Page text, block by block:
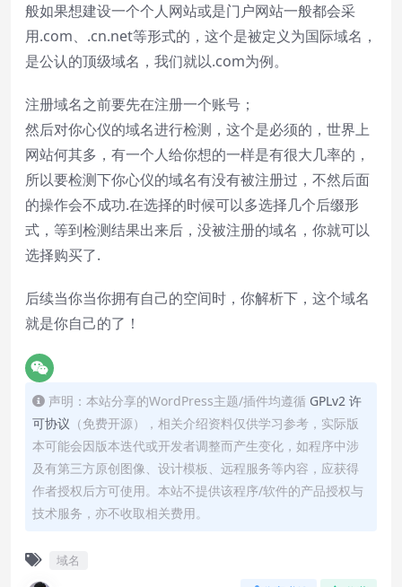
般如果想建设一个个人网站或是门户网站一般都会采
用.com、.cn.net等形式的，这个是被定义为国际域名，
是公认的顶级域名，我们就以.com为例。
注册域名之前要先在注册一个账号；
然后对你心仪的域名进行检测，这个是必须的，世界上
网站何其多，有一个人给你想的一样是有很大几率的，
所以要检测下你心仪的域名有没有被注册过，不然后面
的操作会不成功.在选择的时候可以多选择几个后缀形
式，等到检测结果出来后，没被注册的域名，你就可以
选择购买了.
后续当你当你拥有自己的空间时，你解析下，这个域名
就是你自己的了！
声明：本站分享的WordPress主题/插件均遵循 GPLv2 许
可协议 （免费开源），相关介绍资料仅供学习参考，实际版
本可能会因版本迭代或开发者调整而产生变化，如程序中涉
及有第三方原创图像、设计模板、远程服务等内容，应获得
作者授权后方可使用。本站不提供该程序/软件的产品授权与
技术服务，亦不收取相关费用。
域名